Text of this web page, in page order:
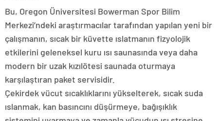
Bu, Oregon Üniversitesi Bowerman Spor Bilim
Merkezi’ndeki araştırmacılar tarafından yapılan yeni bir
çalışmanın, sıcak bir küvette ıslatmanın fizyolojik
etkilerini geleneksel kuru ısı saunasında veya daha
modern bir uzak kızılötesi saunada oturmaya
karşılaştıran paket servisidir.
Çekirdek vücut sıcaklıklarını yükselterek, sıcak suda
ıslanmak, kan basıncını düşürmeye, bağışıklık